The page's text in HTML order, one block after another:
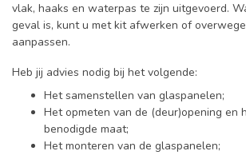
vlak, haaks en waterpas te zijn uitgevoerd.
geval is, kunt u met kit afwerken of
aanpassen.
Heb jij advies nodig bij het volgende:
Het samenstellen van glaspanelen;
Het opmeten van de (deur)opening en
benodigde maat;
Het monteren van de glaspanelen;